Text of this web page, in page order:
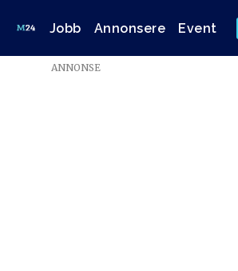
Jobb Annonsere Event
ANNONSE